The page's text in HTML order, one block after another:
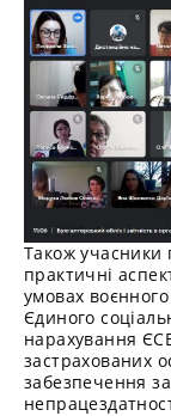
Також учасники
практичні
умовах
Єдиного
нарахування
застрахованих
забезпечення